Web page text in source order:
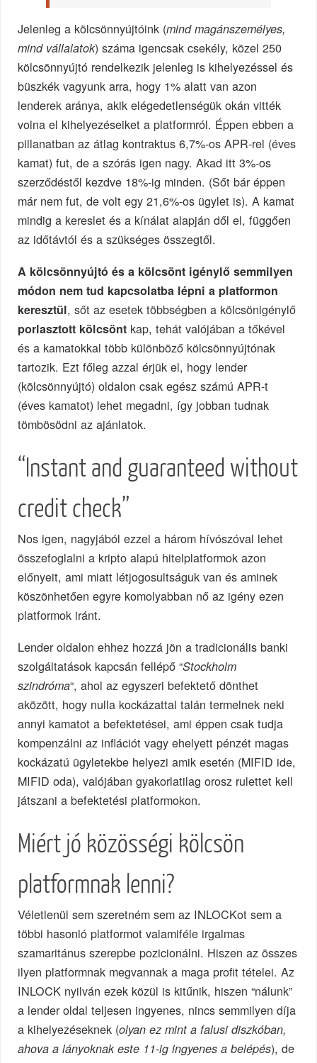
Jelenleg a kölcsönnyújtóink (mind magánszemélyes,
mind vállalatok) száma igencsak csekély, közel 250
kölcsönnyújtó rendelkezik jelenleg is kihelyezéssel és
büszkék vagyunk arra, hogy 1% alatt van azon
lenderek aránya, akik elégedetlenségük okán vitték
volna el kihelyezéseiket a platformról. Éppen ebben a
pillanatban az átlag kontraktus 6,7%-os APR-rel (éves
kamat) fut, de a szórás igen nagy. Akad itt 3%-os
szerződéstől kezdve 18%-ig minden. (Sőt bár éppen
már nem fut, de volt egy 21,6%-os ügylet is). A kamat
mindig a kereslet és a kínálat alapján dől el, függően
az időtávtól és a szükséges összegtől.
A kölcsönnyújtó és a kölcsönt igénylő semmilyen
módon nem tud kapcsolatba lépni a platformon
keresztül, sőt az esetek többségben a kölcsönigénylő
porlasztott kölcsönt kap, tehát valójában a tőkével
és a kamatokkal több különböző kölcsönnyújtónak
tartozik. Ezt főleg azzal érjük el, hogy lender
(kölcsönnyújtó) oldalon csak egész számú APR-t
(éves kamatot) lehet megadni, így jobban tudnak
tömbösödni az ajánlatok.
“Instant and guaranteed without
credit check”
Nos igen, nagyjából ezzel a három hívószóval lehet
összefoglalni a kripto alapú hitelplatformok azon
előnyeit, ami miatt létjogosultságuk van és aminek
köszönhetően egyre komolyabban nő az igény ezen
platformok iránt.
Lender oldalon ehhez hozzá jön a tradicionális banki
szolgáltatások kapcsán fellépő “Stockholm
szindróma“, ahol az egyszeri befektető dönthet
aközött, hogy nulla kockázattal talán termelnek neki
annyi kamatot a befektetései, ami éppen csak tudja
kompenzálni az inflációt vagy ehelyett pénzét magas
kockázatú ügyletekbe helyezi amik esetén (MIFID ide,
MIFID oda), valójában gyakorlatilag orosz rulettet kell
játszani a befektetési platformokon.
Miért jó közösségi kölcsön
platformnak lenni?
Véletlenül sem szeretném sem az INLOCKot sem a
többi hasonló platformot valamiféle irgalmas
szamaritánus szerepbe pozicionálni. Hiszen az összes
ilyen platformnak megvannak a maga profit tételei. Az
INLOCK nyilván ezek közül is kitűnik, hiszen “nálunk”
a lender oldal teljesen ingyenes, nincs semmilyen díja
a kihelyezéseknek (olyan ez mint a falusi diszkóban,
ahova a lányoknak este 11-ig ingyenes a belépés), de